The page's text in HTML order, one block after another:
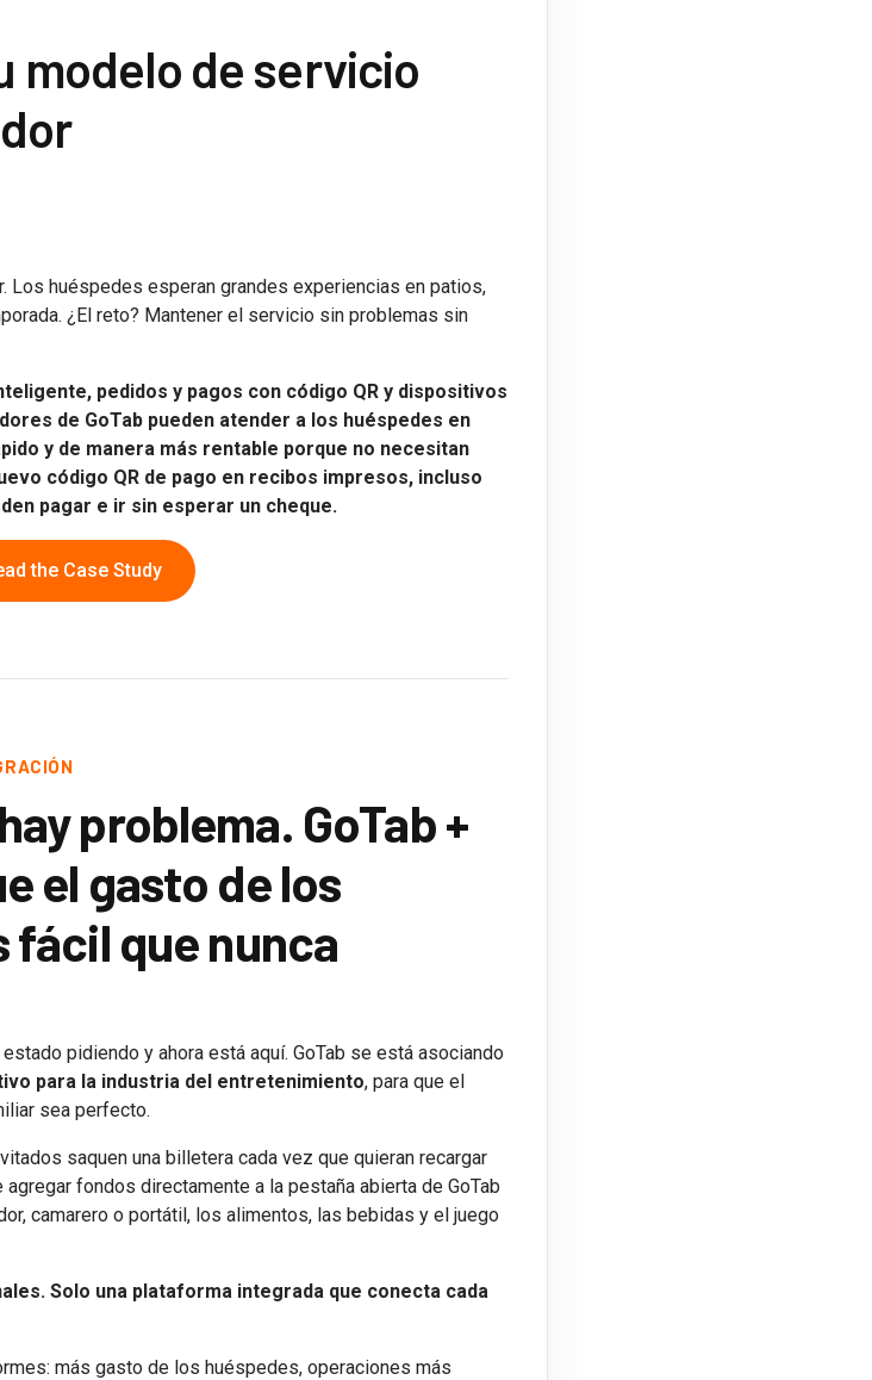
modelo de servicio
Los huéspedes esperan grandes experiencias en patios,
¿El reto? Mantener el servicio sin problemas sin
pedidos y pagos con código QR y dispositivos
de GoTab pueden atender a los huéspedes en
y de manera más rentable porque no necesitan
código QR de pago en recibos impresos, incluso
pagar e ir sin esperar un cheque.
the Case Study
problema. GoTab +
el gasto de los
fácil que nunca
pidiendo y ahora está aquí. GoTab se está asociando
para la industria del entretenimiento, para que el
sea perfecto.
saquen una billetera cada vez que quieran recargar
fondos directamente a la pestaña abierta de GoTab
camarero o portátil, los alimentos, las bebidas y el juego
Solo una plataforma integrada que conecta cada
más gasto de los huéspedes, operaciones más